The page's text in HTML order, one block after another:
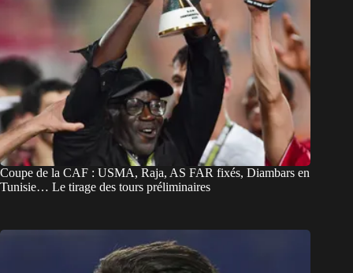
Coupe de la CAF : USMA, Raja, AS FAR fixés, Diambars en
Tunisie… Le tirage des tours préliminaires